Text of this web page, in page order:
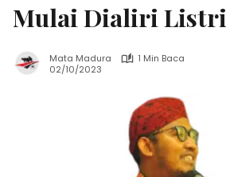
Mulai Dialiri
Mata Madura
1 Min Baca
02/10/2023